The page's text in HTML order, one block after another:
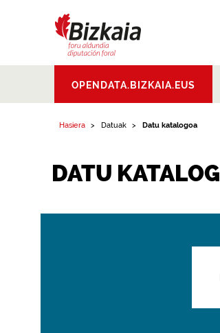
Aldundia.Diputacion
Foral de Bizkaia
OPENDATA.BIZKAIA.EUS
Hasiera Datuak Datu katalogoa
DATU